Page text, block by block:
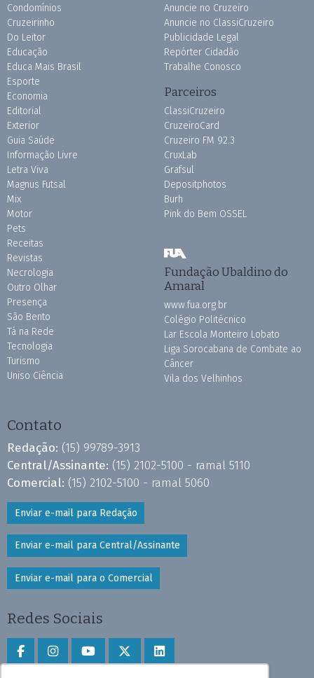
Condomínios
Cruzeirinho
Do Leitor
Educação
Educa Mais Brasil
Esporte
Economia
Editorial
Exterior
Guia Saúde
Informação Livre
Letra Viva
Magnus Futsal
Mix
Motor
Pets
Receitas
Revistas
Necrologia
Outro Olhar
Presença
São Bento
Tá na Rede
Tecnologia
Turismo
Uniso Ciência
Anuncie no Cruzeiro
Anuncie no ClassiCruzeiro
Publicidade Legal
Repórter Cidadão
Trabalhe Conosco
Parceiros
ClassiCruzeiro
CruzeiroCard
Cruzeiro FM 92.3
CruxLab
Grafsul
Depositphotos
Burh
Pink do Bem OSSEL
Fundação Ubaldino do
Amaral
www.fua.org.br
Colégio Politécnico
Lar Escola Monteiro Lobato
Liga Sorocabana de Combate ao
Câncer
Vila dos Velhinhos
Contato
Redação: (15) 99789-3913
Central/Assinante: (15) 2102-5100 - ramal 5110
Comercial: (15) 2102-5100 - ramal 5060
Enviar e-mail para Redação
Enviar e-mail para Central/Assinante
Enviar e-mail para o Comercial
Redes Sociais